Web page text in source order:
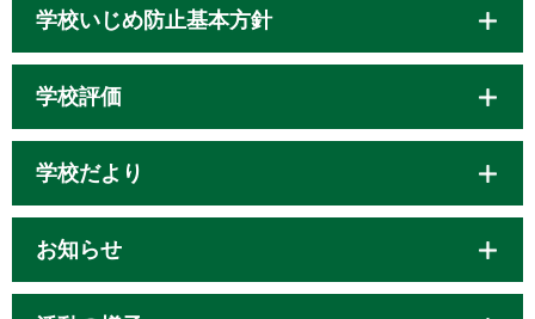
学校いじめ防止基本方針
学校評価
学校だより
お知らせ